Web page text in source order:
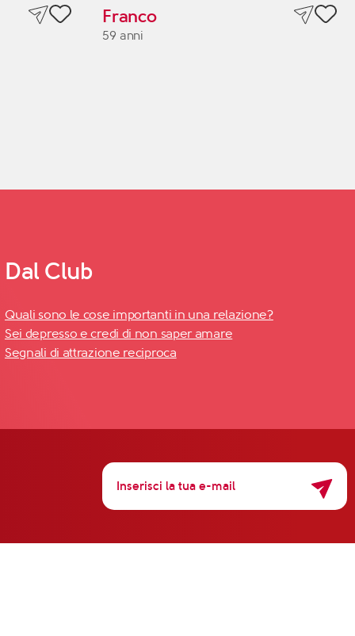
Franco
59 anni
Dal Club
Quali sono le cose importanti in una relazione?
Sei depresso e credi di non saper amare
Segnali di attrazione reciproca